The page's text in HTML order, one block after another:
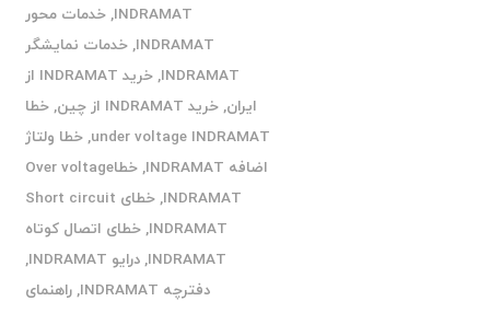
INDRAMAT
,خدمات محور
INDRAMAT
,خدمات نمایشگر
INDRAMAT
,
خرید INDRAMAT از
ایران,خرید INDRAMAT از چین ,خطا
under voltage INDRAMAT
,خطا ولتاژ
اضافه INDRAMAT
,
خطاOver voltage
INDRAMAT
,
خطای Short circuit
INDRAMAT
,خطای اتصال کوتاه
INDRAMAT
,درایو INDRAMAT
,
دفترچه INDRAMAT
,راهنمای